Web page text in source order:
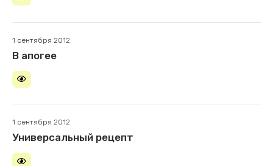
1 сентября 2012
В апогее
1 сентября 2012
Универсальный рецепт